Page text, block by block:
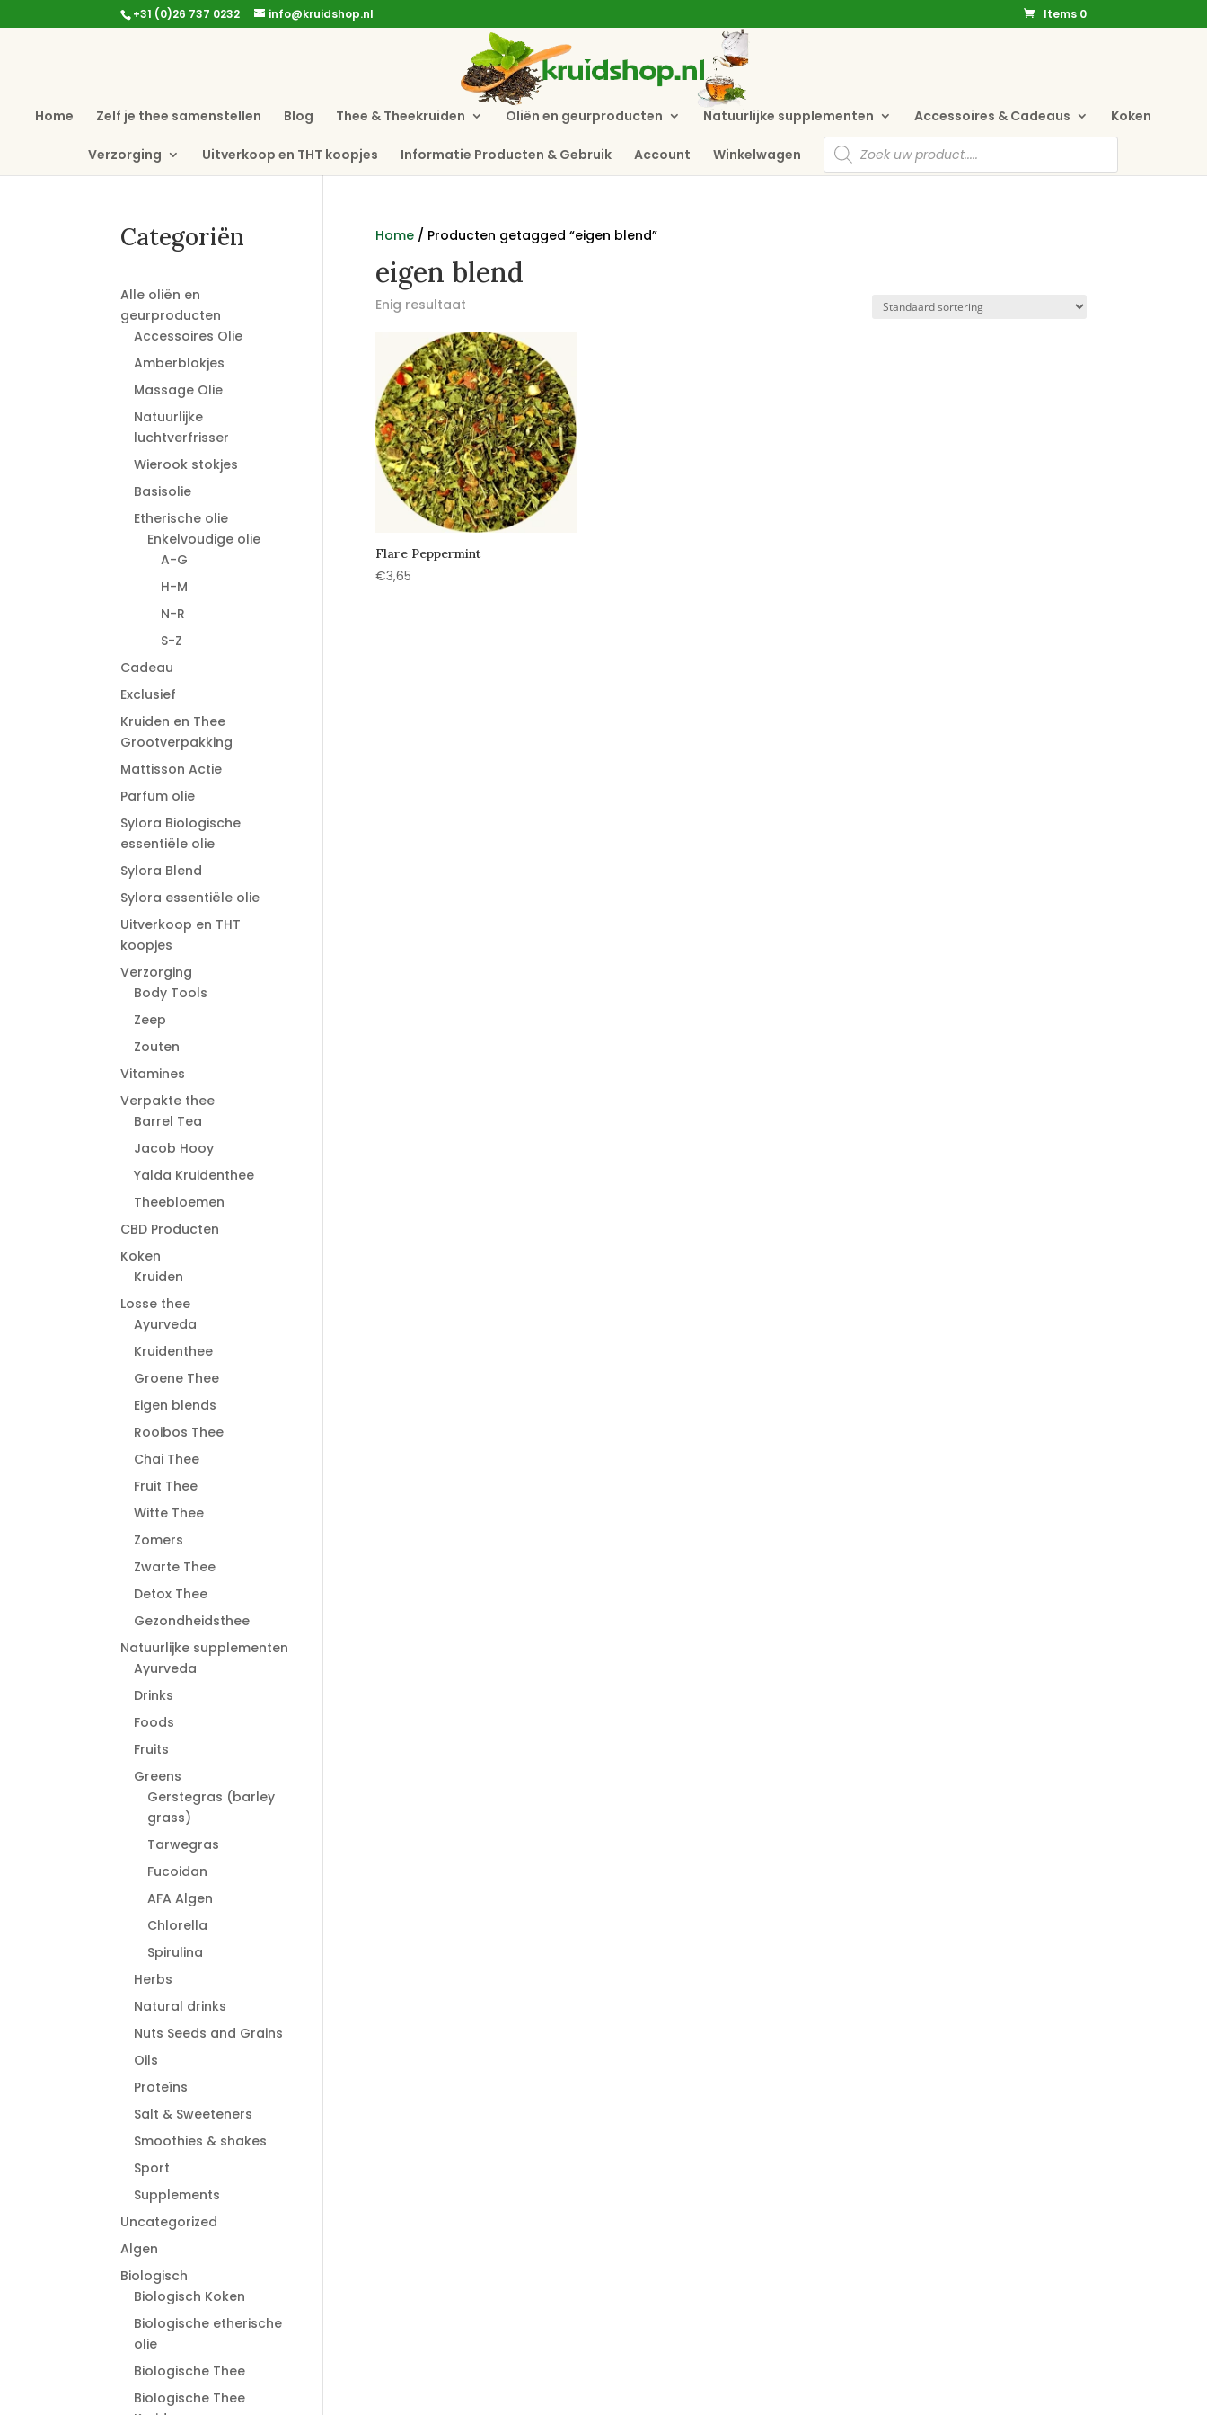
+31 (0)26 737 0232 info@kruidshop.nl Items 0
Home Zelf je thee samenstellen Blog Thee & Theekruiden Oliën en geurproducten Natuurlijke supplementen Accessoires & Cadeaus Koken
Verzorging Uitverkoop en THT koopjes Informatie Producten & Gebruik Account Winkelwagen
Producten
zoeken
Home/ Producten getagged “eigen blend”
eigen blend
Enig resultaat
Flare Peppermint
€3,65
Categoriën
Alle oliën en
geurproducten
Accessoires Olie
Amberblokjes
Massage Olie
Natuurlijke
luchtverfrisser
Wierook stokjes
Basisolie
Etherische olie
Enkelvoudige olie
A-G
H-M
N-R
S-Z
Cadeau
Exclusief
Kruiden en Thee
Grootverpakking
Mattisson Actie
Parfum olie
Sylora Biologische
essentiële olie
Sylora Blend
Sylora essentiële olie
Uitverkoop en THT
koopjes
Verzorging
Body Tools
Zeep
Zouten
Vitamines
Verpakte thee
Barrel Tea
Jacob Hooy
Yalda Kruidenthee
Theebloemen
CBD Producten
Koken
Kruiden
Losse thee
Ayurveda
Kruidenthee
Groene Thee
Eigen blends
Rooibos Thee
Chai Thee
Fruit Thee
Witte Thee
Zomers
Zwarte Thee
Detox Thee
Gezondheidsthee
Natuurlijke supplementen
Ayurveda
Drinks
Foods
Fruits
Greens
Gerstegras (barley
grass)
Tarwegras
Fucoidan
AFA Algen
Chlorella
Spirulina
Herbs
Natural drinks
Nuts Seeds and Grains
Oils
Proteïns
Salt & Sweeteners
Smoothies & shakes
Sport
Supplements
Uncategorized
Algen
Biologisch
Biologisch Koken
Biologische etherische
olie
Biologische Thee
Biologische Thee